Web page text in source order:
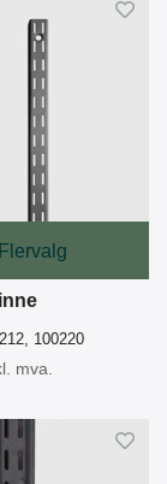
Flervalg
100220
mva.